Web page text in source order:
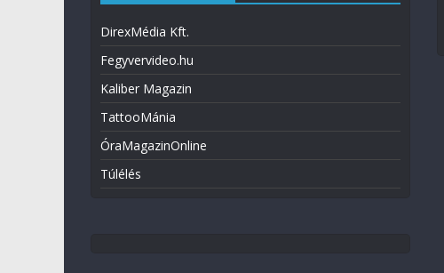
DirexMédia Kft.
Fegyvervideo.hu
Kaliber Magazin
TattooMánia
ÓraMagazinOnline
Túlélés